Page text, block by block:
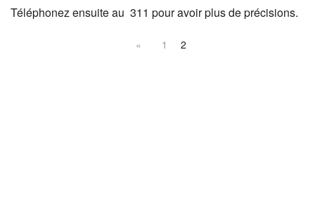
Téléphonez ensuite au 311 pour avoir plus de précisions.
« 1 2